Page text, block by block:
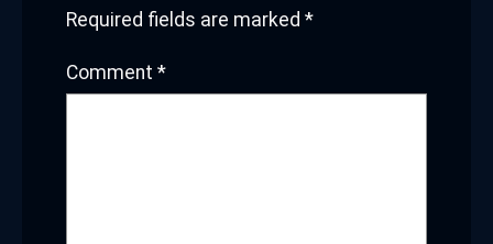
Required fields are marked *
Comment *